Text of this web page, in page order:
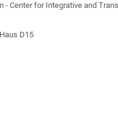
- Center for Integrative and
D15